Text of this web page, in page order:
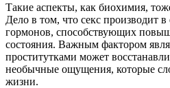
Такие аспекты, как биохимия,
Дело в том, что секс производит в
гормонов, способствующих
состояния. Важным фактором
проститутками может
необычные ощущения, которые
жизни.